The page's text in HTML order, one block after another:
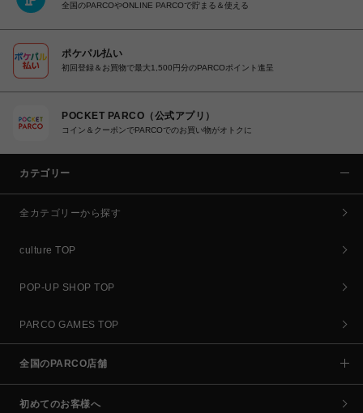
全国のPARCOやONLINE PARCOで貯まる＆使える
ポケパル払い
初回登録＆お買物で最大1,500円分のPARCOポイント進呈
POCKET PARCO（公式アプリ）
コイン＆クーポンでPARCOでのお買い物がオトクに
カテゴリー
全カテゴリーから探す
culture TOP
POP-UP SHOP TOP
PARCO GAMES TOP
全国のPARCO店舗
初めてのお客様へ